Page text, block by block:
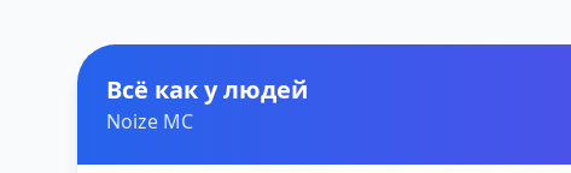
Всё как у людей
Noize MC